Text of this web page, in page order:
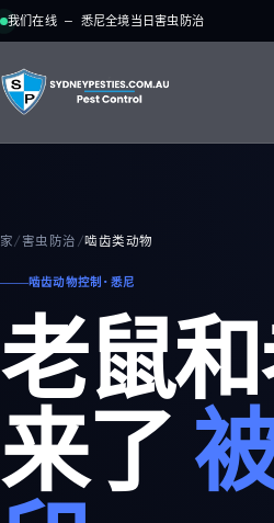
我们在线 — 悉尼全境当日害虫防治
家/害虫防治 /啮齿类动物
啮齿动物控制·悉尼
老鼠
来了